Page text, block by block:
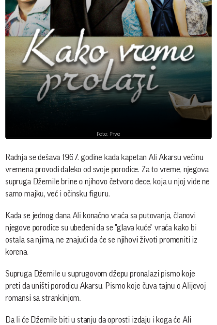
Foto: Prva
Radnja se dešava 1967. godine kada kapetan Ali Akarsu većinu
vremena provodi daleko od svoje porodice. Za to vreme, njegova
supruga Džemile brine o njihovo četvoro dece, koja u njoj vide ne
samo majku, već i očinsku figuru.
Kada se jednog dana Ali konačno vraća sa putovanja, članovi
njegove porodice su ubeđeni da se "glava kuće" vraća kako bi
ostala sa njima, ne znajući da će se njihovi životi promeniti iz
korena.
Supruga Džemile u suprugovom džepu pronalazi pismo koje
preti da uništi porodicu Akarsu. Pismo koje čuva tajnu o Alijevoj
romansi sa strankinjom.
Da li će Džemile biti u stanju da oprosti izdaju i koga će Ali